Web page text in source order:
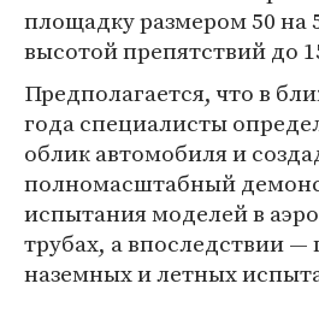
площадку размером 50 на
высотой препятствий до
Предполагается, что в
года специалисты
облик автомобиля и
полномасштабный
испытания моделей в
трубах, а впоследствии
наземных и летных